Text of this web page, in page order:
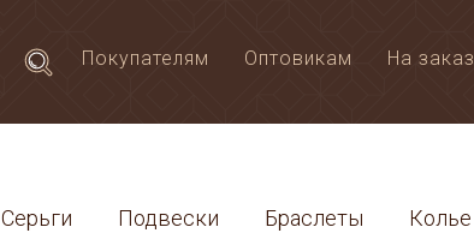
Покупателям Оптовикам На заказ
Серьги Подвески Браслеты Колье